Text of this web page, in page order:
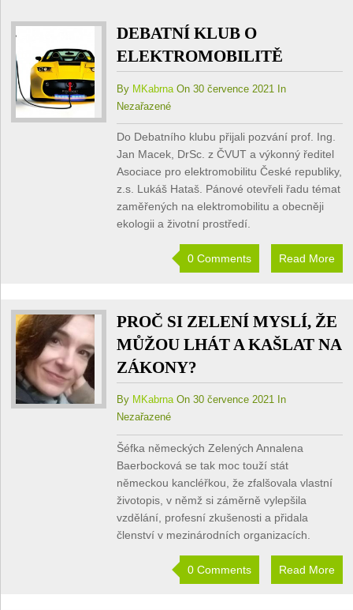
DEBATNÍ KLUB O
ELEKTROMOBILITĚ
By MKabrnaOn 30 července 2021 In
Nezařazené
Do Debatního klubu přijali pozvání prof. Ing.
Jan Macek, DrSc. z ČVUT a výkonný ředitel
Asociace pro elektromobilitu České republiky,
z.s. Lukáš Hataš. Pánové otevřeli řadu témat
zaměřených na elektromobilitu a obecněji
ekologii a životní prostředí.
0 Comments Read More
PROČ SI ZELENÍ MYSLÍ, ŽE
MŮŽOU LHÁT A KAŠLAT NA
ZÁKONY?
By MKabrnaOn 30 července 2021 In
Nezařazené
Šéfka německých Zelených Annalena
Baerbocková se tak moc touží stát
německou kancléřkou, že zfalšovala vlastní
životopis, v němž si záměrně vylepšila
vzdělání, profesní zkušenosti a přidala
členství v mezinárodních organizacích.
0 Comments Read More